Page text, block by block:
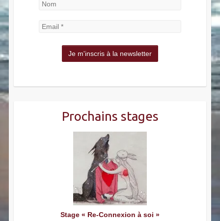
Prochains stages
Stage « Re-Connexion à soi »